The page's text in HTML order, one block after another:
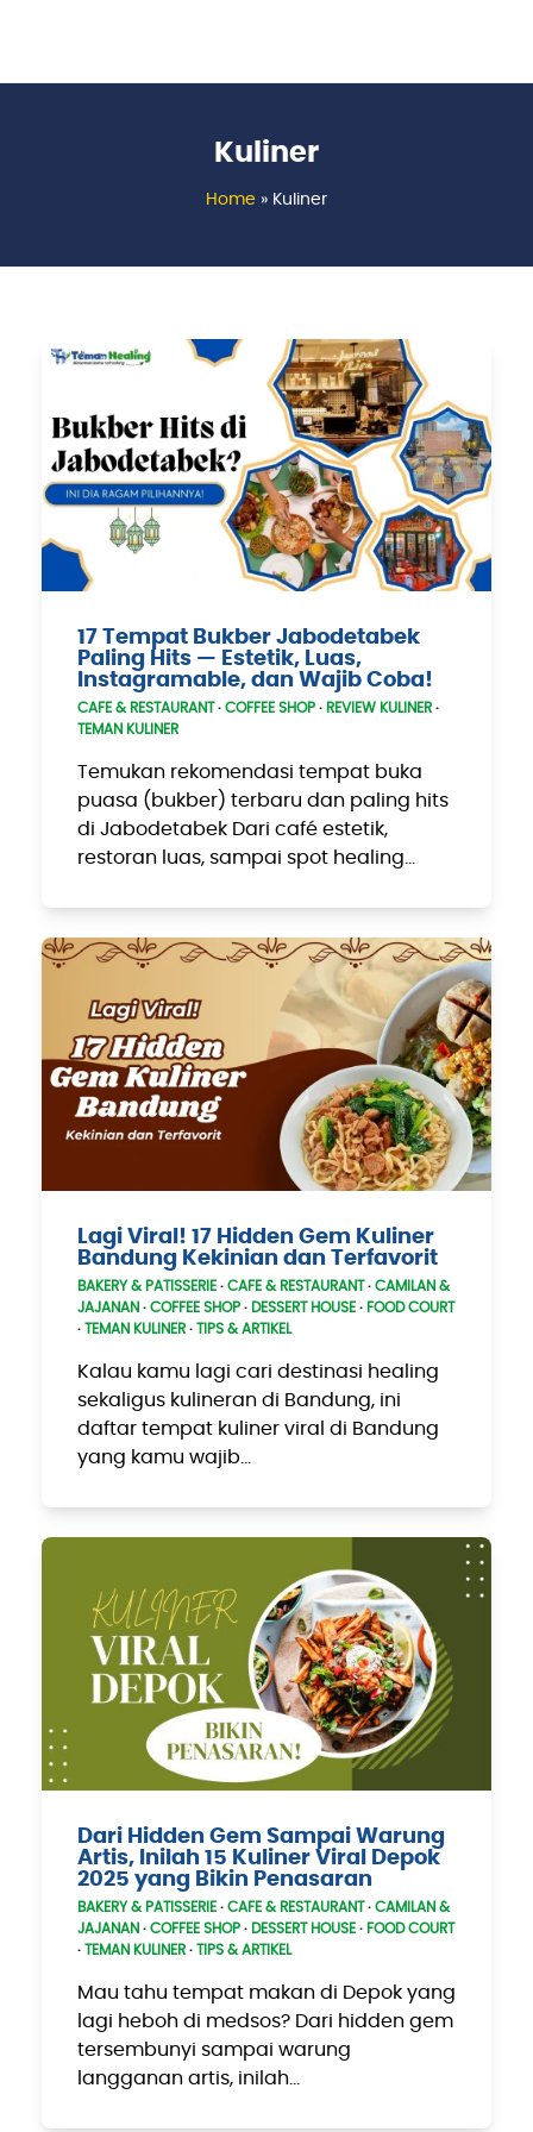
Kuliner
Home » Kuliner
17 Tempat Bukber Jabodetabek
Paling Hits — Estetik, Luas,
Instagramable, dan Wajib Coba!
CAFE & RESTAURANT · COFFEE SHOP· REVIEW KULINER·
TEMAN KULINER
Temukan rekomendasi tempat buka
puasa (bukber) terbaru dan paling hits
di Jabodetabek Dari café estetik,
restoran luas, sampai spot healing…
Lagi Viral! 17 Hidden Gem Kuliner
Bandung Kekinian dan Terfavorit
BAKERY & PATISSERIE· CAFE & RESTAURANT· CAMILAN &
JAJANAN · COFFEE SHOP· DESSERT HOUSE· FOOD COURT
· TEMAN KULINER· TIPS & ARTIKEL
Kalau kamu lagi cari destinasi healing
sekaligus kulineran di Bandung, ini
daftar tempat kuliner viral di Bandung
yang kamu wajib…
Dari Hidden Gem Sampai Warung
Artis, Inilah 15 Kuliner Viral Depok
2025 yang Bikin Penasaran
BAKERY & PATISSERIE· CAFE & RESTAURANT· CAMILAN &
JAJANAN · COFFEE SHOP· DESSERT HOUSE· FOOD COURT
· TEMAN KULINER· TIPS & ARTIKEL
Mau tahu tempat makan di Depok yang
lagi heboh di medsos? Dari hidden gem
tersembunyi sampai warung
langganan artis, inilah…